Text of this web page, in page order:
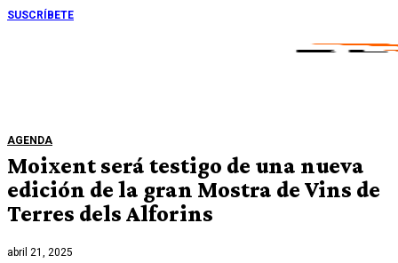
SUSCRÍBETE
AGENDA
Moixent será testigo de una nueva
edición de la gran Mostra de Vins de
Terres dels Alforins
abril 21, 2025